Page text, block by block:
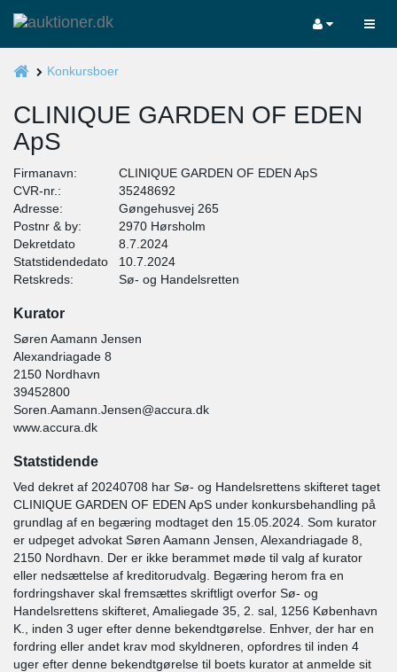
Konkursboer
CLINIQUE GARDEN OF EDEN
ApS
Firmanavn:
CLINIQUE GARDEN OF EDEN ApS
CVR-nr.:
35248692
Adresse:
Gøngehusvej 265
Postnr & by:
2970 Hørsholm
Dekretdato
8.7.2024
Statstidendedato
10.7.2024
Retskreds:
Sø- og Handelsretten
Kurator
Søren Aamann Jensen
Alexandriagade 8
2150 Nordhavn
39452800
Soren.Aamann.Jensen@accura.dk
www.accura.dk
Statstidende
Ved dekret af 20240708 har Sø- og Handelsrettens skifteret taget
CLINIQUE GARDEN OF EDEN ApS under konkursbehandling på
grundlag af en begæring modtaget den 15.05.2024. Som kurator
er udpeget advokat Søren Aamann Jensen, Alexandriagade 8,
2150 Nordhavn. Der er ikke berammet møde til valg af kurator
eller nedsættelse af kreditorudvalg. Begæring herom fra en
fordringshaver skal fremsættes skriftligt overfor Sø- og
Handelsrettens skifteret, Amaliegade 35, 2. sal, 1256 København
K., inden 3 uger efter denne bekendtgørelse. Enhver, der har en
fordring eller andet krav mod skyldneren, opfordres til inden 4
uger efter denne bekendtgørelse til boets kurator at anmelde sit